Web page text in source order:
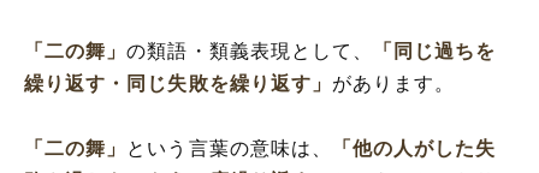
「二の舞」の類語・類義表現として、
「同じ過ちを
繰り返す・同じ失敗を繰り返す」 があります。
「二の舞」 という言葉の意味は、
「他の人がした失